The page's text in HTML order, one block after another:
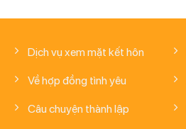
Dịch vụ xem mặt kết hôn
Về hợp đồng tình yêu
Câu chuyện thành lập